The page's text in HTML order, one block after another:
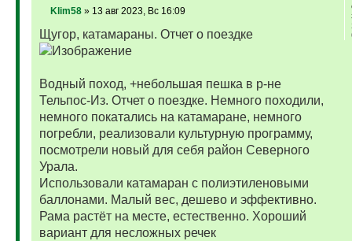
Klim58» 13 авг 2023, Вс 16:09
Щугор, катамараны. Отчет о поездке
Водный поход, +небольшая пешка в р-не
Тельпос-Из. Отчет о поездке. Немного походили,
немного покатались на катамаране, немного
погребли, реализовали культурную программу,
посмотрели новый для себя район Северного
Урала.
Использовали катамаран с полиэтиленовыми
баллонами. Малый вес, дешево и эффективно.
Рама растёт на месте, естественно. Хороший
вариант для несложных речек